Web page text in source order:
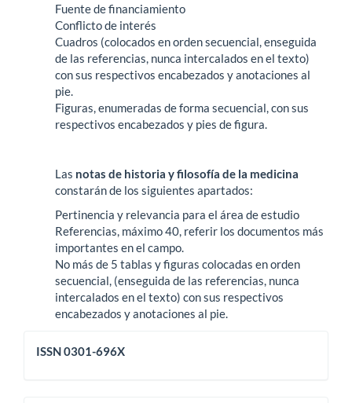
Fuente de financiamiento
Conflicto de interés
Cuadros (colocados en orden secuencial, enseguida
de las referencias, nunca intercalados en el texto)
con sus respectivos encabezados y anotaciones al
pie.
Figuras, enumeradas de forma secuencial, con sus
respectivos encabezados y pies de figura.
Las notas de historia y filosofía de la medicina
constarán de los siguientes apartados:
Pertinencia y relevancia para el área de estudio
Referencias, máximo 40, referir los documentos más
importantes en el campo.
No más de 5 tablas y figuras colocadas en orden
secuencial, (enseguida de las referencias, nunca
intercalados en el texto) con sus respectivos
encabezados y anotaciones al pie.
issn
ISSN 0301-696X